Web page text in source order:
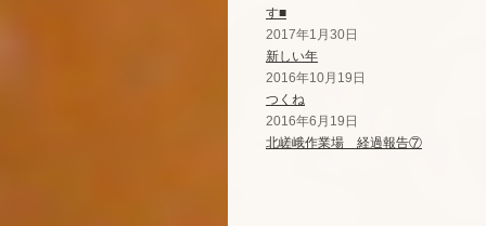
す■
2017年1月30日
新しい年
2016年10月19日
つくね
2016年6月19日
北嵯峨作業場 経過報告⑦